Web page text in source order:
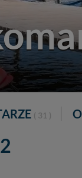
( 31 )